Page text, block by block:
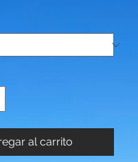
al carrito